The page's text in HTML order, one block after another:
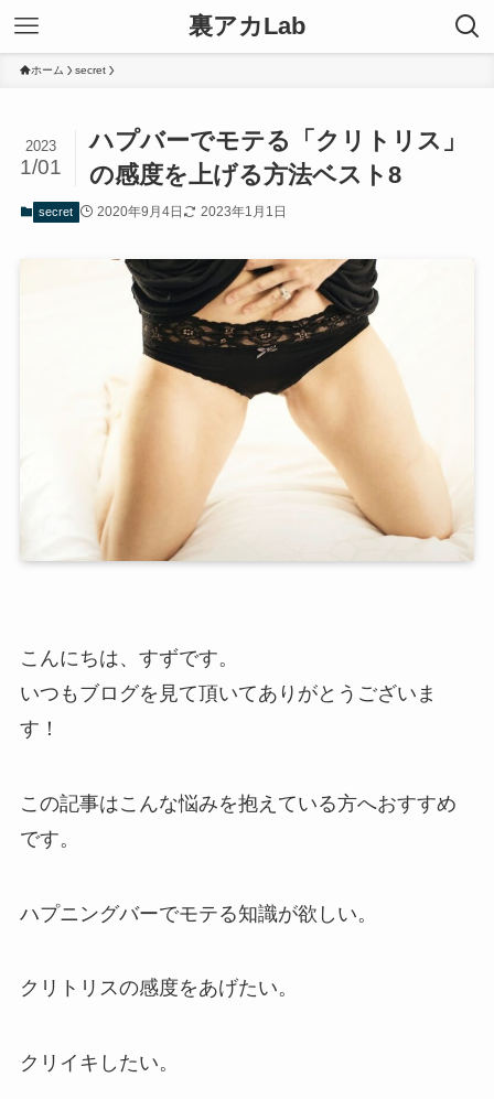
裏アカLab
ホーム secret
ハプバーでモテる「クリトリス」
の感度を上げる方法ベスト8
2023
1/01
secret 2020年9月4日 2023年1月1日
こんにちは、すずです。
いつもブログを見て頂いてありがとうございま
す！
この記事はこんな悩みを抱えている方へおすすめ
です。
ハプニングバーでモテる知識が欲しい。
クリトリスの感度をあげたい。
クリイキしたい。